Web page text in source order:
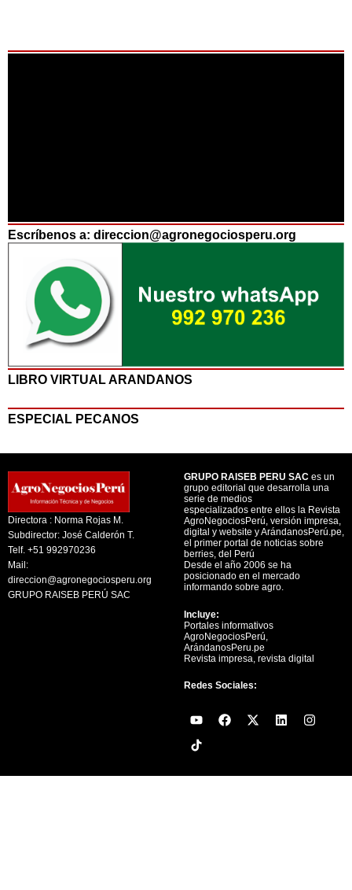
Escríbenos a: direccion@agronegociosperu.org
LIBRO VIRTUAL ARANDANOS
ESPECIAL PECANOS
Directora : Norma Rojas M.
Subdirector: José Calderón T.
Telf. +51 992970236
Mail:
direccion@agronegociosperu.org
GRUPO RAISEB PERÚ SAC
GRUPO RAISEB PERU SAC es un
grupo editorial que desarrolla una
serie de medios
especializados entre ellos la Revista
AgroNegociosPerú, versión impresa,
digital y website y ArándanosPerú.pe,
el primer portal de noticias sobre
berries, del Perú
Desde el año 2006 se ha
posicionado en el mercado
informando sobre agro.
Incluye:
Portales informativos
AgroNegociosPerú,
ArándanosPeru.pe
Revista impresa, revista digital
Redes Sociales:
Y
o
u
t
b
F
a
o
X
-
t
L
i
d
I
n
g